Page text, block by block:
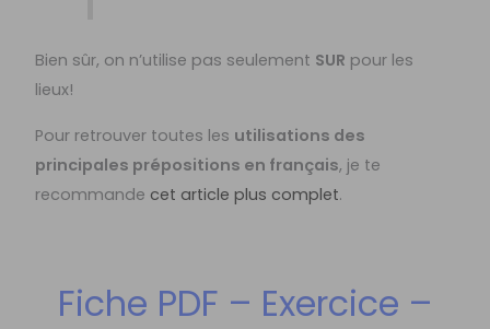
Bien sûr, on n’utilise pas seulement SUR pour les
lieux!
Pour retrouver toutes les utilisations des
principales prépositions en français, je te
recommande cet article plus complet.
Fiche PDF – Exercice –